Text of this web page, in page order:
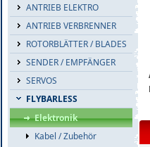
ANTRIEB ELEKTRO
ANTRIEB VERBRENNER
ROTORBLÄTTER / BLADES
SENDER / EMPFÄNGER
SERVOS
FLYBARLESS
Elektronik
Kabel / Zubehör